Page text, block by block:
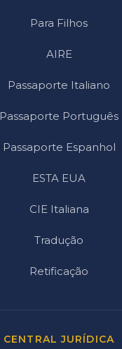
Para Filhos
AIRE
Passaporte Italiano
Passaporte Português
Passaporte Espanhol
ESTA EUA
CIE Italiana
Tradução
Retificação
CENTRAL JURÍDICA